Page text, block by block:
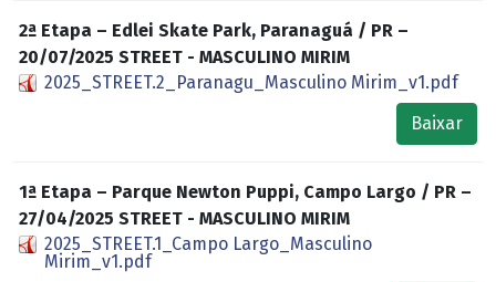
2ª Etapa – Edlei Skate Park, Paranaguá / PR –
20/07/2025 STREET - MASCULINO MIRIM
2025_STREET.2_Paranagu_Masculino Mirim_v1.pdf
Baixar
1ª Etapa – Parque Newton Puppi, Campo Largo / PR –
27/04/2025 STREET - MASCULINO MIRIM
2025_STREET.1_Campo Largo_Masculino
Mirim_v1.pdf